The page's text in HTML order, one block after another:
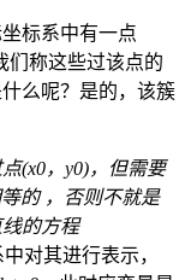
坐标系中有一点
们称这些过该点的
么呢？是的，该簇
(x0，y0)，但需要
的 ，否则不就是
的方程
对其进行表示，